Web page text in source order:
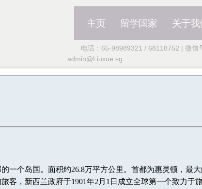
一个岛国。面积约26.8万平方公里。首都为惠灵顿，最
客，新西兰政府于1901年2月1日成立全球第一个致力于
主页 留学国家 关于
电话：65-98989321 / 68118752 | 微信
admin@Liuxue.sg